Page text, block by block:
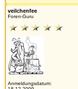
veilchenfee
Foren-Guru
Anmeldungsdatum: